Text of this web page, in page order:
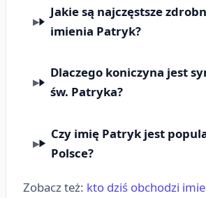
Jakie są najczęstsze
imienia Patryk?
Dlaczego koniczyna jest
św. Patryka?
Czy imię Patryk jest
Polsce?
Zobacz też: kto dziś obchodzi